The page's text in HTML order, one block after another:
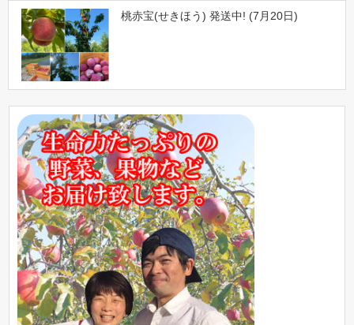
桃赤宝(せきほう) 発送中! (7月20日)